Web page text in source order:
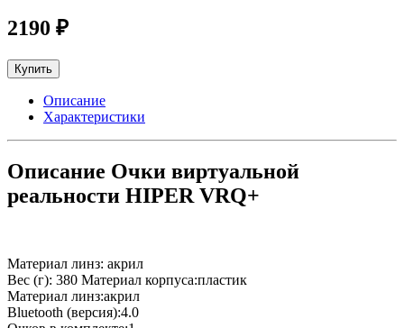
2190 ₽
Купить
Описание
Характеристики
Описание Очки виртуальной
реальности HIPER VRQ+
Материал линз: акрил
Вес (г): 380 Материал корпуса:пластик
Материал линз:акрил
Bluetooth (версия):4.0